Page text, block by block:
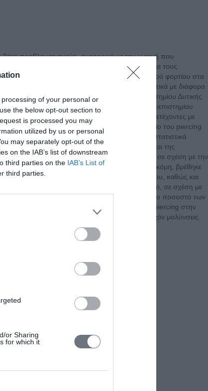
of your personal or
the below opt-out section to
is processed you may
utilized by us or personal
may separately opt-out of the
on the IAB’s list of downstream
third parties on the IAB’s List of
third parties.
or Sharing
for which it
προβληματισμούς, αναφορικά με την υγιεινή που
σώματος και την πληροφόρηση των χρηστών για τους
Σκοπός: Η ποσοτική μέτρηση του μικροβιακού φορτίου στα
και η διερεύνηση του επιπέδου γνώσεων, σχετικά με διάφορα
της ακαδημαϊκής κοινότητας του Πανεπιστημίου Δυτικής
πραγματοποιήθηκε στις εγκαταστάσεις του Πανεπιστημίου
40 ερωτήσεων σε διερχόμενους συμμετέχοντες με
μέτρηση του μικροβιακού φορτίου στο σημείο του piercing
Τα αποτελέσματα της έρευνας, έδειξαν στατιστικά
του τρόπου επιλογής του κέντρου piercing και της
όπως επίσης και μεταξύ του σημείου piercing, σε σχέση με την
από την εφαρμογή του piercing (p= 0,009). Ακόμη, βρέθηκε
0,007), μεταξύ του σημείου piercing και του φύλου, καθώς και
γίνουν στο δέρμα πριν το piercing από τον ειδικό, σε σχέση με
C (p= 0.021). Συμπεράσματα: Το μεγαλύτερο ποσοστό των
αναφορικά με τα προβλήματα που προκαλεί το piercing στην
μέτρα πρόληψης ώστε να αποφευχθούν τυχόν μολύνσεις.